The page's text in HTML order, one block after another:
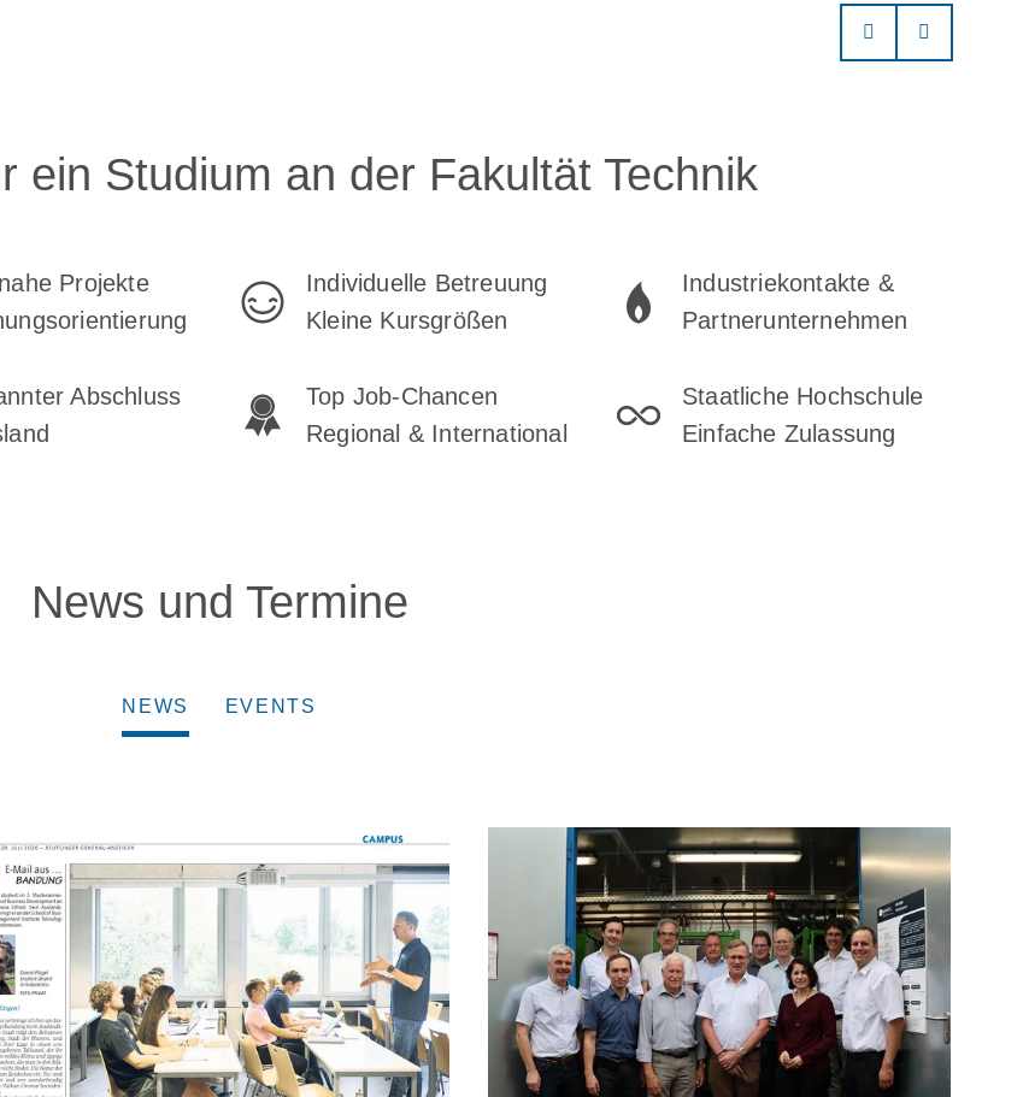
ein Studium an der Fakultät Technik
Projekte
Individuelle Betreuung
Kleine Kursgrößen
Industriekontakte &
Partnerunternehmen
Abschluss
Top Job-Chancen
Regional & International
Staatliche Hochschule
Einfache Zulassung
News und Termine
NEWS EVENTS